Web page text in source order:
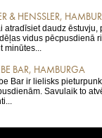
& HENSSLER,
atradīsiet daudz ēstuvju,
vidus pēcpusdienā
minūtes...
BAR, HAMBURGA
Bar ir lielisks
Savulaik to